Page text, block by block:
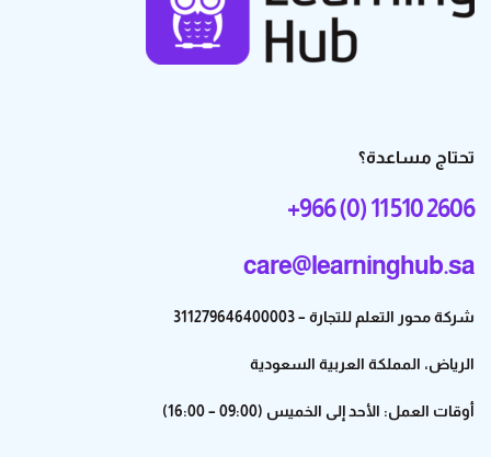
تحتاج مساعدة؟
+966 (0) 11 510 2606
care@learninghub.sa
شركة محور التعلم للتجارة – 311279646400003
الرياض، المملكة العربية السعودية
أوقات العمل: الأحد إلى الخميس (09:00 – 16:00)